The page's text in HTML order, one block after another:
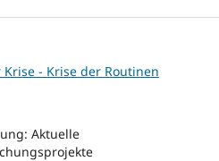
Krise - Krise der Routinen
Aktuelle